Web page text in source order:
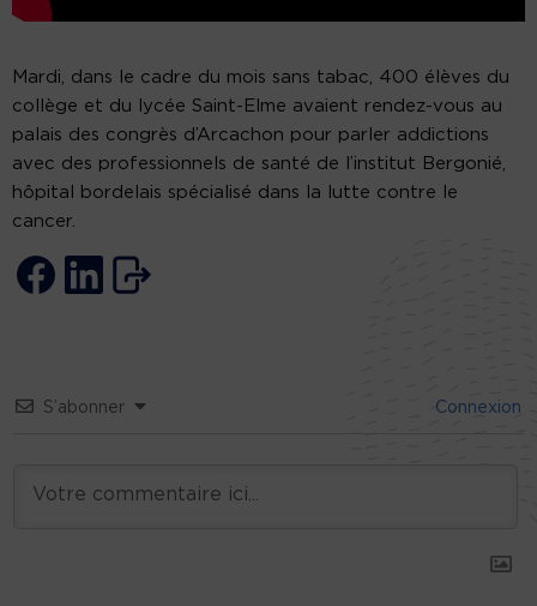
Mardi, dans le cadre du mois sans tabac, 400 élèves du
collège et du lycée Saint-Elme avaient rendez-vous au
palais des congrès d’Arcachon pour parler addictions
avec des professionnels de santé de l’institut Bergonié,
hôpital bordelais spécialisé dans la lutte contre le
cancer.
S’abonner Connexion